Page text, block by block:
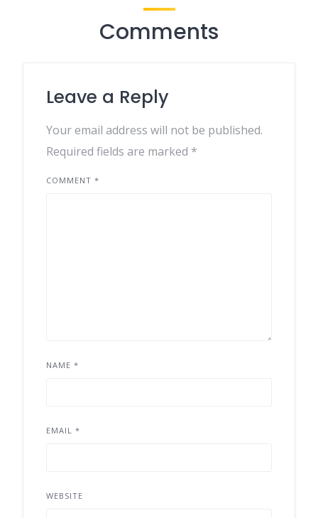
Comments
Leave a Reply
Your email address will not be published.
Required fields are marked *
COMMENT *
NAME *
EMAIL *
WEBSITE